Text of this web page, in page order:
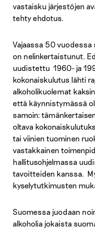
vastaisku järjestöjen
tehty ehdotus.
Vajaassa 50
on nelinkertaistunut.
uudistettu 1960- ja
kokonaiskulutus lähti
alkoholikuolemat
että käynnistymässä
samoin:
oltava
tai viinien tuominen
vastakkainen
hallitusohjelmassa
tavoitteiden kanssa.
kyselytutkimusten
Suomessa juodaan
alkoholia jokaista